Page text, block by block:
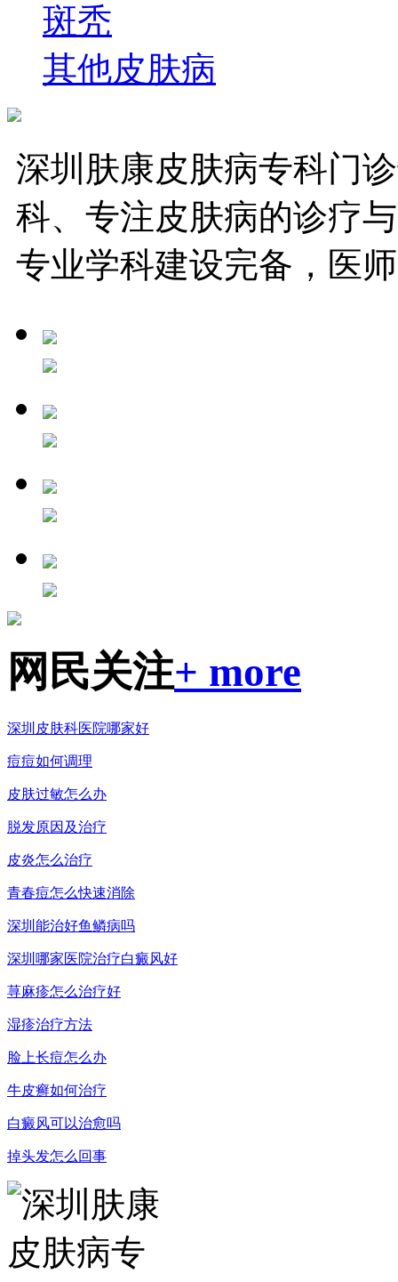
斑秃
其他皮肤病
深圳肤康皮肤病专科门
科、专注皮肤病的诊疗
专业学科建设完备，医
网民关注+ more
深圳皮肤科医院哪家好
痘痘如何调理
皮肤过敏怎么办
脱发原因及治疗
皮炎怎么治疗
青春痘怎么快速消除
深圳能治好鱼鳞病吗
深圳哪家医院治疗白癜风好
荨麻疹怎么治疗好
湿疹治疗方法
脸上长痘怎么办
牛皮癣如何治疗
白癜风可以治愈吗
掉头发怎么回事